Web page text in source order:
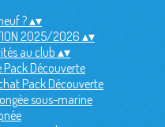
?▴▾
2025/2026 ▴▾
au club ▴▾
Pack Découverte
Pack Découverte
sous-marine